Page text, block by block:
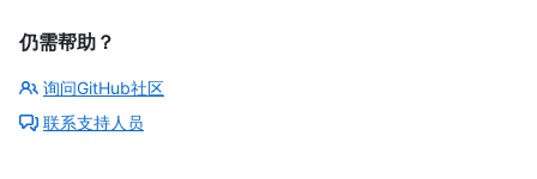
仍需帮助？
询问GitHub社区
联系支持人员